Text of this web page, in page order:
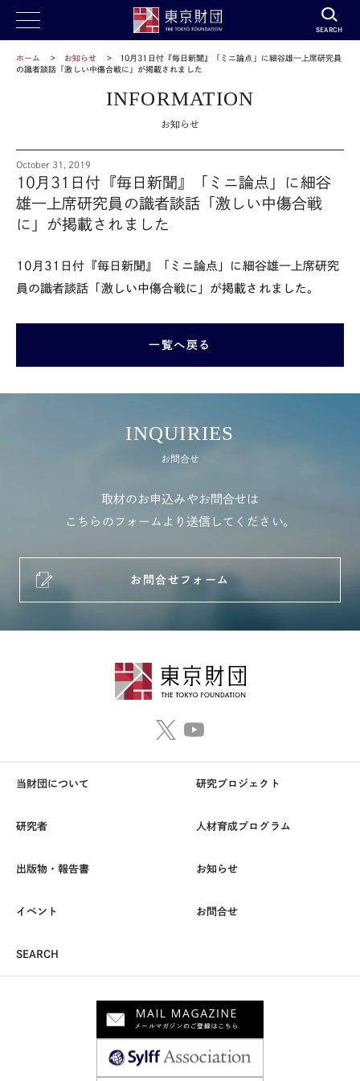
SEARCH
ホーム お知らせ
10月31日付『毎日新聞』「ミニ論点」に細谷雄一上席研究員
の識者談話「激しい中傷合戦に」が掲載されました
INFORMATION
お知らせ
October 31, 2019
10月31日付『毎日新聞』「ミニ論点」に細谷
雄一上席研究員の識者談話「激しい中傷合戦
に」が掲載されました
10 月 31 日付『毎日新聞』「ミニ論点」に細谷雄一上席研究
員の識者談話「激しい中傷合戦に」が掲載されました。
一覧へ戻る
INQUIRIES
お問合せ
取材のお申込みやお問合せは
こちらのフォームより送信してください。
お問合せフォーム
当財団について 研究プロジェクト
研究者 人材育成プログラム
出版物・報告書 お知らせ
イベント お問合せ
SEARCH